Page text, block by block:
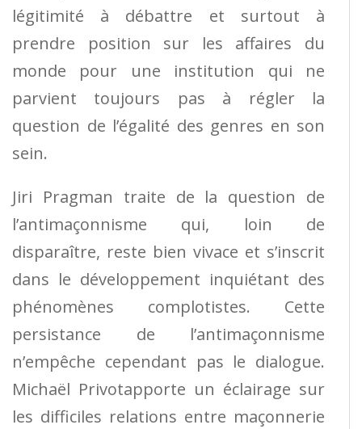
légitimité à débattre et surtout à
prendre position sur les affaires du
monde pour une institution qui ne
parvient toujours pas à régler la
question de l’égalité des genres en son
sein.
Jiri Pragman traite de la question de
l’antimaçonnisme qui, loin de
disparaître, reste bien vivace et s’inscrit
dans le développement inquiétant des
phénomènes complotistes. Cette
persistance de l’antimaçonnisme
n’empêche cependant pas le dialogue.
Michaël Privotapporte un éclairage sur
les difficiles relations entre maçonnerie